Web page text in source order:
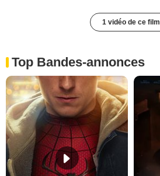
1 vidéo de ce film
Top Bandes-annonces